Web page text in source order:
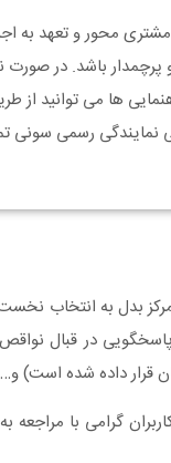
محور و تعهد به
باشد. در صورت
ها می توانید از
نمایندگی رسمی سونی
بدل به انتخاب نخست
در قبال
قرار داده شده است)
گرامی با